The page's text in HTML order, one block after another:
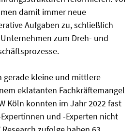
damit immer neue
Aufgaben zu, schließlich
zum Dreh- und
gerade kleine und mittlere
eklatanten Fachkräftemangel
Köln konnten im Jahr 2022 fast
und -Experten nicht